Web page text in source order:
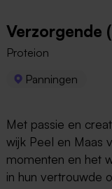
Verzorgende
Proteion
Panningen
Met passie en
wijk Peel en Maas
momenten en het
in hun vertrouwde